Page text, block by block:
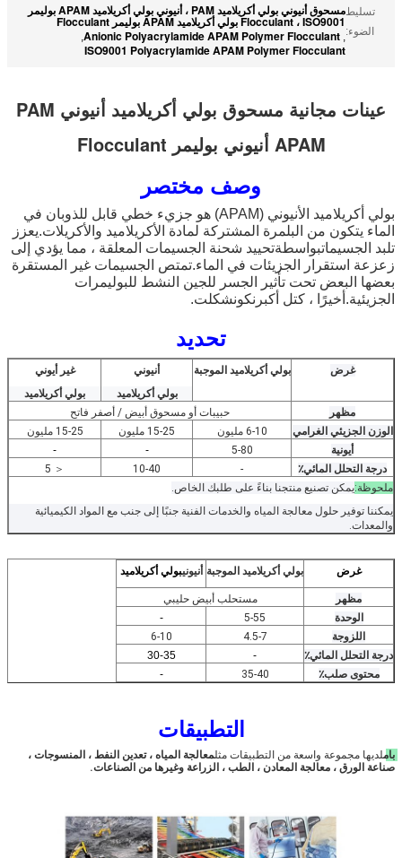
تسليط
الضوء:
مسحوق أنيوني بولي أكريلاميد PAM ، أنيوني بولي أكريلاميد APAM بوليمر
Flocculant ، ISO9001 بولي أكريلاميد APAM بوليمر Flocculant
,
Anionic Polyacrylamide APAM Polymer Flocculant
,
ISO9001 Polyacrylamide APAM Polymer Flocculant
عينات مجانية مسحوق بولي أكريلاميد أنيوني PAM
APAM أنيوني بوليمر Flocculant
وصف مختصر
بولي أكريلاميد الأنيوني (APAM) هو جزيء خطي قابل للذوبان في
الماء يتكون من البلمرة المشتركة لمادة الأكريلاميد والأكريلات.يعزز
تلبد الجسيماتبواسطةتحييد شحنة الجسيمات المعلقة ، مما يؤدي إلى
زعزعة استقرار الجزيئات في الماء.تمتص الجسيمات غير المستقرة
بعضها البعض تحت تأثير الجسر للجين النشط للبوليمرات
الجزيئية.أخيرًا ، كتل أكبر نكونشكلت.
تحديد
غرض بولي أكريلاميد الموجبة
أنيوني
بولي أكريلاميد
غير أيوني
بولي أكريلاميد
مظهر
حبيبات أو مسحوق أبيض / أصفر فاتح
الوزن الجزيئي الغرامي
6-10 مليون 15-25 مليون
15-25 مليون
أيونية
5-80
-
-
درجة التحلل المائي٪
-
10-40
＜ 5
ملحوظة:يمكن تصنيع منتجنا بناءً على طلبك الخاص.
يمكننا توفير حلول معالجة المياه والخدمات الفنية جنبًا إلى جنب مع المواد الكيميائية
والمعدات.
غرض بولي أكريلاميد الموجبة أنيونيبولي أكريلاميد
مظهر
مستحلب أبيض حليبي
الوحدة
5-55
-
اللزوجة
4.5-7
6-10
درجة التحلل المائي٪
-
30-35
محتوى صلب٪
35-40
-
التطبيقات
باملديها مجموعة واسعة من التطبيقات مثل
صناعة الورق ، معالجة المعادن ، الطب ، الزراعة وغيرها من الصناعات.